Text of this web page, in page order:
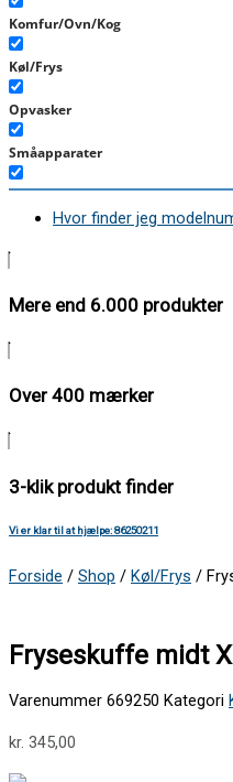
Komfur/Ovn/Kog
Køl/Frys
Opvasker
Småapparater
Støvsuger
Hvor finder jeg
Mere end 6.000 produkter
Over 400 mærker
3-klik produkt finder
Vi er klar til at hjælpe: 86250211
Forside / Shop / Køl/Frys /
Fryseskuffe midt
Varenummer 669250 Kategori
kr. 345,00